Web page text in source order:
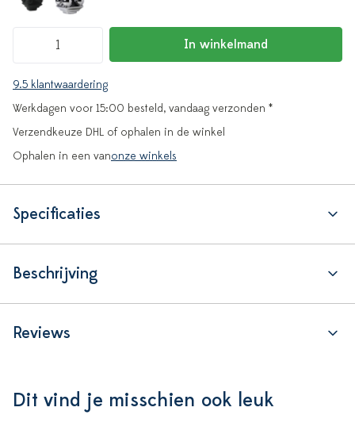
In winkelmand
9.5 klantwaardering
Werkdagen voor 15:00 besteld, vandaag verzonden *
Verzendkeuze DHL of ophalen in de winkel
Ophalen in een vanonze winkels
Specificaties
Beschrijving
Reviews
Dit vind je misschien ook leuk